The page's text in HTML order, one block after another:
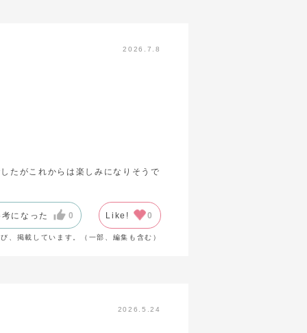
2026.7.8
たがこれからは楽しみになりそうで
考になった 0 Like! 0
、掲載しています。（一部、編集も含む）
2026.5.24